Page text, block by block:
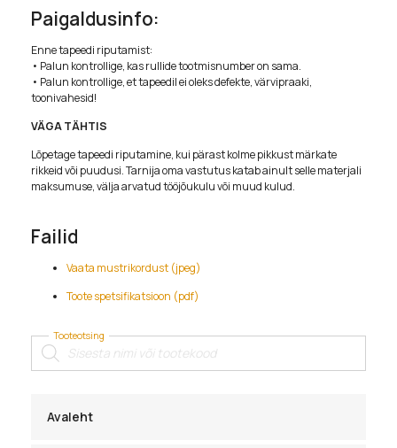
Tooteotsing
Products
search
Avaleht
Paigaldusinfo:
Enne tapeedi riputamist:
• Palun kontrollige, kas rullide tootmisnumber on sama.
• Palun kontrollige, et tapeedil ei oleks defekte, värvipraaki,
toonivahesid!
VÄGA TÄHTIS
Lõpetage tapeedi riputamine, kui pärast kolme pikkust märkate
rikkeid või puudusi. Tarnija oma vastutus katab ainult selle materjali
maksumuse, välja arvatud tööjõukulu või muud kulud.
Failid
Vaata mustrikordust (jpeg)
Toote spetsifikatsioon (pdf)